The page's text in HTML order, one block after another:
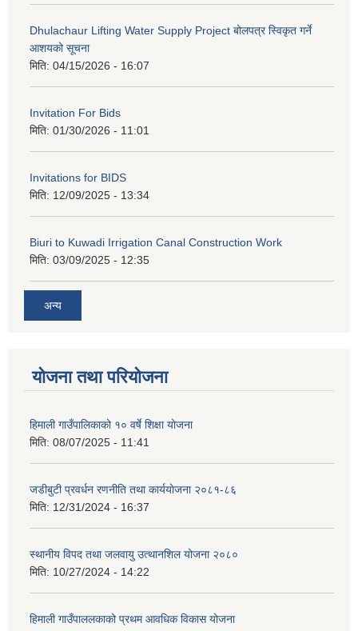
Dhulachaur Lifting Water Supply Project बोलपत्र स्विकृत गर्ने
आशयको सूचना
मिति: 04/15/2026 - 16:07
Invitation For Bids
मिति: 01/30/2026 - 11:01
Invitations for BIDS
मिति: 12/09/2025 - 13:34
Biuri to Kuwadi Irrigation Canal Construction Work
मिति: 03/09/2025 - 12:35
अन्य
योजना तथा परियोजना
हिमाली गाउँपालिकाको १० वर्षे शिक्षा योजना
मिति: 08/07/2025 - 11:41
जडीबुटी प्रवर्धन रणनीति तथा कार्ययाेजना २०८१-८६
मिति: 12/31/2024 - 16:37
स्थानीय विपद तथा जलवायु उत्थानशिल योजना २०८०
मिति: 10/27/2024 - 14:22
हिमाली गाउँपाललकाको प्रथम आवधिक विकास योजना